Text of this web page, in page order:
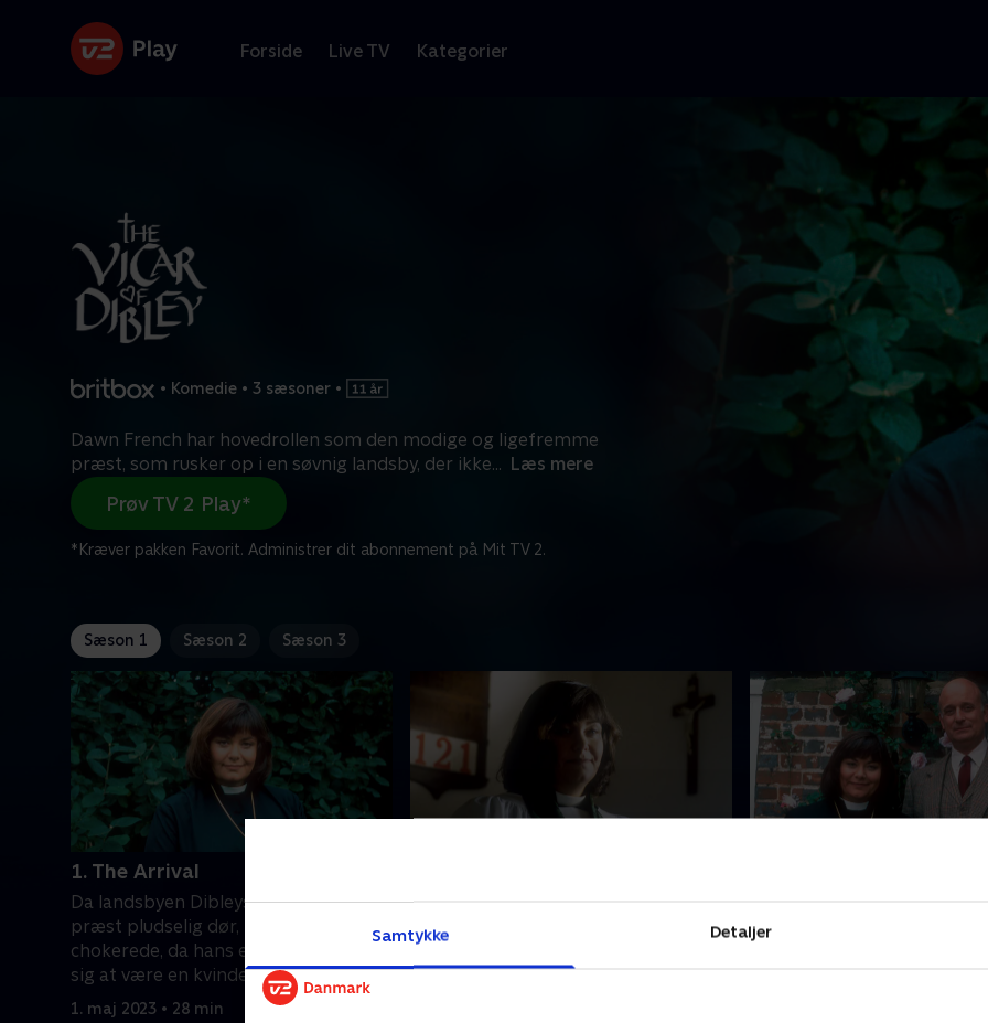
Samtykke Detaljer
Forside Live TV Kategorier
• Komedie • 3 sæsoner •
Dawn French har hovedrollen som den modige og ligefremme
præst, som rusker op i en søvnig landsby, der ikke... Læs mere
Prøv TV 2 Play*
*Kræver pakken Favorit. Administrer dit abonnement på Mit TV 2.
Sæson 1 Sæson 2 Sæson 3
1. The Arrival
Da landsbyen Dibleys 102 år gamle
præst pludselig dør, bliver de lokale
chokerede, da hans efterfølger viser
sig at være en kvinde.
1. maj 2023 • 28 min
The Songs of Praise-tv-holdet
besøger sognet for at filme Geraldine
og hendes kor. Der er kun ét lille
problem: Dibley har ikke et kor.
indtjeningen fra sidste